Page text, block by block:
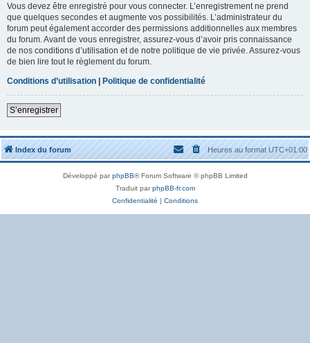
Vous devez être enregistré pour vous connecter. L’enregistrement ne prend
que quelques secondes et augmente vos possibilités. L’administrateur du
forum peut également accorder des permissions additionnelles aux membres
du forum. Avant de vous enregistrer, assurez-vous d’avoir pris connaissance
de nos conditions d’utilisation et de notre politique de vie privée. Assurez-vous
de bien lire tout le règlement du forum.
Conditions d’utilisation | Politique de confidentialité
S’enregistrer
Index du forum Heures au formatUTC+01:00
Développé parphpBB® Forum Software © phpBB Limited
Traduit parphpBB-fr.com
Confidentialité | Conditions